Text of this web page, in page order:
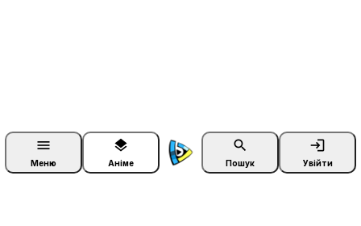
menu
Меню
layers
Аніме
search
Пошук
login
Увійти
16 1x16